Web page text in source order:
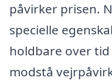
påvirker prisen.
specielle
holdbare over
modstå